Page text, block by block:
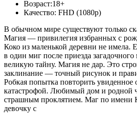
Возраст:18+
Качество: FHD (1080p)
В обычном мире существуют только
Магия — привилегия избранных с
Коко из маленькой деревни не имела.
в один миг после приезда загадочного
великую тайну. Магия не дар. Это
заклинание — точный рисунок и
Робкая попытка повторить увиденное
катастрофой. Любимый дом и родной
страшным проклятием. Маг по имени
девочку с